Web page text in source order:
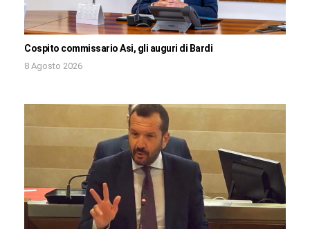
Cospito commissario Asi, gli auguri di Bardi
8 Agosto 2026